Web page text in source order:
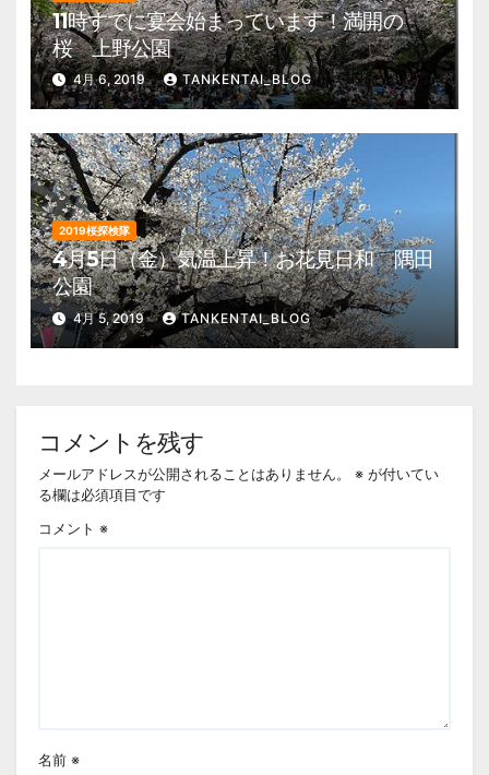
11時すでに宴会始まっています！満開の
桜 上野公園
4月 6, 2019 TANKENTAI_BLOG
2019桜探検隊
4月5日（金）気温上昇！お花見日和 隅田
公園
4月 5, 2019 TANKENTAI_BLOG
コメントを残す
メールアドレスが公開されることはありません。 ※ が付いてい
る欄は必須項目です
コメント ※
名前 ※